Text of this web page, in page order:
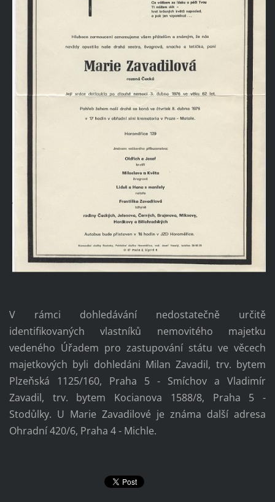
V rámci dohledávání nedostatečně určitě
identifikovaných vlastníků nemovitého majetku
vedeného Úřadem pro zastupování státu ve věcech
majetkových byli dohledáni Milan Zavadil, trv. bytem
Plzeňská 1125/160, Praha 5 - Smíchov a Vladimír
Zavadil, trv. bytem Kocianova 1588/8, Praha 5 -
Stodůlky. U Marie Zavadilové je známa další adresa
Ohradní 420/6, Praha 4 - Michle.